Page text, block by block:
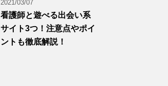
2021/03/07
看護師と遊べる出会い系
サイト3つ！注意点やポイ
ントも徹底解説！